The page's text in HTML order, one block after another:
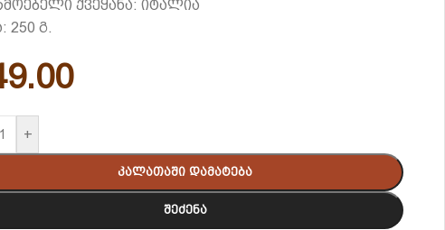
ქვეყანა: იტალია
250 გ.
+
Კალათაში Დამატება
Შეძენა